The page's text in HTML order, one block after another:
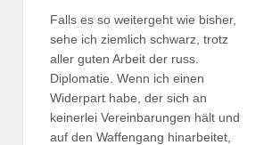
Falls es so weitergeht wie bisher,
sehe ich ziemlich schwarz, trotz
aller guten Arbeit der russ.
Diplomatie. Wenn ich einen
Widerpart habe, der sich an
keinerlei Vereinbarungen hält und
auf den Waffengang hinarbeitet,